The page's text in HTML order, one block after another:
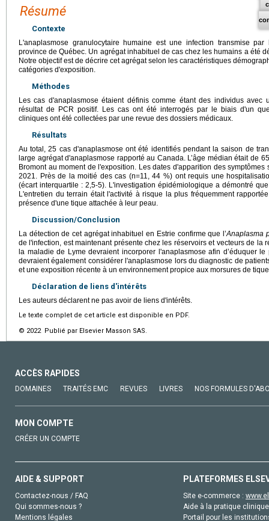
Résumé
Contexte
L'anaplasmose granulocytaire humaine est une infection transmise
province de Québec. Un agrégat inhabituel de cas chez les humains a été
Notre objectif est de décrire cet agrégat selon les caractéristiques
catégories d'exposition.
Méthodes
Les cas d'anaplasmose étaient définis comme étant des individus avec
résultat de PCR positif. Les cas ont été interrogés par le biais d'un
cliniques ont été collectées par une revue des dossiers médicaux.
Résultats
Au total, 25 cas d'anaplasmose ont été identifiés pendant la saison de
large agrégat d'anaplasmose rapporté au Canada. L’âge médian était de
Bromont au moment de l'exposition. Les dates d'apparition des
2021. Près de la moitié des cas (n=11, 44 %) ont requis une
(écart interquartile : 2,5-5). L'investigation épidémiologique a démontré
L'entretien du terrain était l'activité à risque la plus fréquemment
présence d'une tique attachée à leur peau.
Discussion/Conclusion
La détection de cet agrégat inhabituel en Estrie confirme que l’Anaplasma
de l'infection, est maintenant présente chez les réservoirs et vecteurs de la
la maladie de Lyme devraient incorporer l'anaplasmose afin d’éduquer
devraient également considérer l'anaplasmose lors du diagnostic de
et une exposition récente à un environnement propice aux morsures de
Déclaration de liens d'intérêts
Les auteurs déclarent ne pas avoir de liens d'intérêts.
Le texte complet de cet article est disponible en PDF.
© 2022 Publié par Elsevier Masson SAS.
ACCÈS RAPIDES
DOMAINES TRAITÉS EMC REVUES LIVRES NOS FORMULES
MON COMPTE
CRÉER UN COMPTE
AIDE & SUPPORT
Contactez-nous / FAQ
Qui sommes-nous ?
Mentions légales
PLATEFORMES
Site e-commerce :
Aide à la pratique
Portail pour les